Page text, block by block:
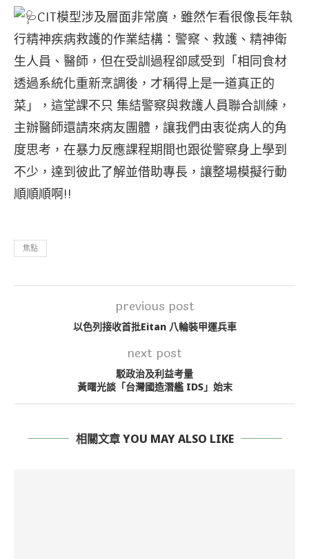
CIT模型涉及層面非常廣，雖然乍看很像長年執
行精神疾病救護的作業結構：警察、救護、精神衛
生人員、醫師，但在受訓過程卻感受到「相同食材
透過系統化重新烹調後，才稱得上是一道真正的
菜」，這堂課不只 集結警察與救護人員聯合訓練，
主辦醫師還請來病友團體，讓我們由衷從病人的角
度思考，在暴力反應課程期間也跟從警察身上學到
不少，達到彼此了解並借助專長，讓整場模擬行動
順順順啊!!
焦點
previous post
以色列接收首批Eitan 八輪裝甲運兵車
next post
駁政治及利益考量
黃曙光談「台灣國造潛艦 IDS」始末
相關文章 YOU MAY ALSO LIKE